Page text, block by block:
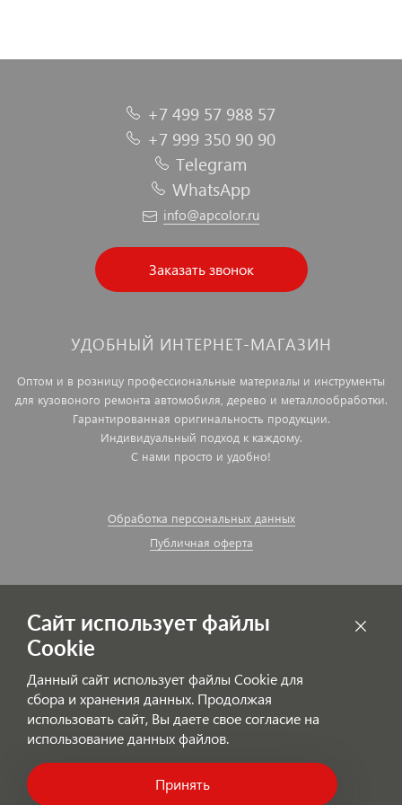
+7 499 57 988 57
+7 999 350 90 90
Telegram
WhatsApp
info@apcolor.ru
Заказать звонок
УДОБНЫЙ ИНТЕРНЕТ-МАГАЗИН
Оптом и в розницу профессиональные материалы и инструменты
для кузовоного ремонта автомобиля, дерево и металлообработки.
Гарантированная оригинальность продукции.
Индивидуальный подход к каждому.
С нами просто и удобно!
Обработка персональных данных
Публичная оферта
Сайт использует файлы
Cookie
Данный сайт использует файлы Cookie для
сбора и хранения данных. Продолжая
использовать сайт, Вы даете свое согласие на
использование данных файлов.
Принять